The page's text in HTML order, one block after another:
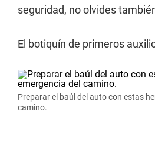
seguridad, no olvides
El botiquín de primeros
Preparar el baúl del auto con estas
camino.